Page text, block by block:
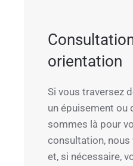
orientation
Si vous traversez
un épuisement ou
sommes là pour
consultation,
et, si nécessaire,